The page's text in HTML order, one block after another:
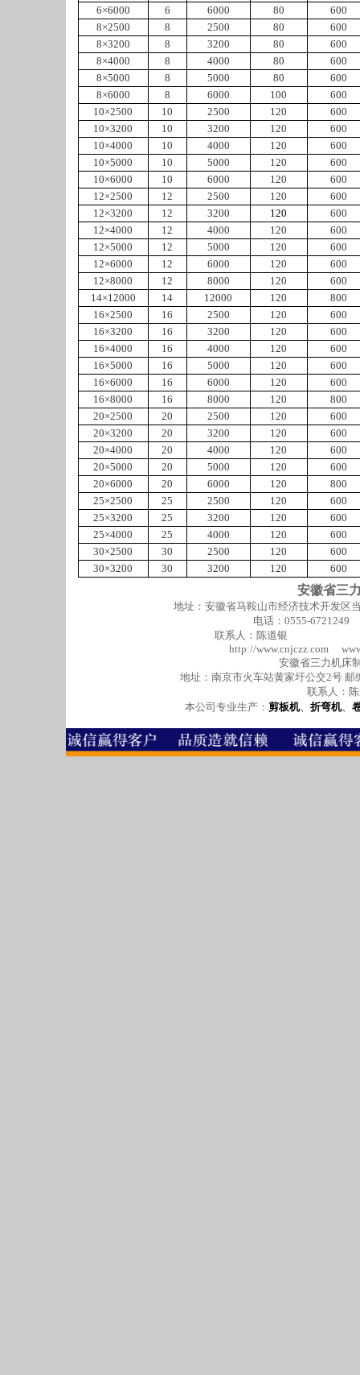
6×6000
6 6000 80
600
8×2500
8 2500 80
600
8×3200
8 3200 80
600
8×4000
8 4000 80
600
8×5000
8 5000 80
600
8×6000
8 6000 100
600
10×2500
10 2500 120
600
10×3200
10 3200 120
600
10×4000
10 4000 120
600
10×5000
10 5000 120
600
10×6000
10 6000 120
600
12×2500
12 2500 120
600
12×3200
12 3200 120
600
12×4000
12 4000 120
600
12×5000
12 5000 120
600
12×6000
12 6000 120
600
12×8000
12 8000 120
600
14×12000
14 12000 120
800
16×2500
16 2500 120
600
16×3200
16 3200 120
600
16×4000
16 4000 120
600
16×5000
16 5000 120
600
16×6000
16 6000 120
600
16×8000
16 8000 120
800
20×2500
20 2500 120
600
20×3200
20 3200 120
600
20×4000
20 4000 120
600
20×5000
20 5000 120
600
20×6000
20 6000 120
800
25×2500
25 2500 120
600
25×3200
25 3200 120
600
25×4000
25 4000 120
600
30×2500
30 2500 120
600
30×3200
30 3200 120 600
安徽省三
地址：安徽省马鞍山市经济技术开发区
电话：0555-
联系人：陈道银 手机
http://www.cnjczz.com
安徽省三力机床
地址：南京市火车站黄家圩公交2号 邮
联系人：
本公司专业生产： 剪板机、 折弯机、